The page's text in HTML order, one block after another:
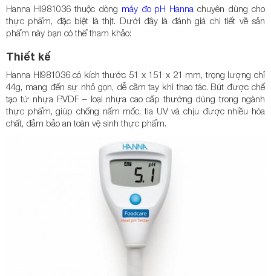
Hanna HI981036 thuộc dòng máy đo pH Hanna chuyên dùng cho
thực phẩm, đặc biệt là thịt. Dưới đây là đánh giá chi tiết về sản
phẩm này bạn có thể tham khảo:
Thiết kế
Hanna HI981036 có kích thước 51 x 151 x 21 mm, trọng lượng chỉ
44g, mang đến sự nhỏ gọn, dễ cầm tay khi thao tác. Bút được chế
tạo từ nhựa PVDF – loại nhựa cao cấp thường dùng trong ngành
thực phẩm, giúp chống nấm mốc, tia UV và chịu được nhiều hóa
chất, đảm bảo an toàn vệ sinh thực phẩm.